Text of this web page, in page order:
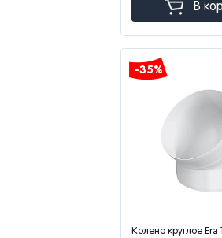
В
-35%
Колено круглое Era